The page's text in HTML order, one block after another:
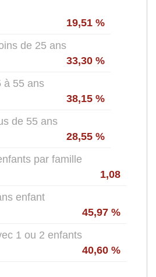
19,51 %
de 25 ans
33,30 %
à 55 ans
38,15 %
de 55 ans
28,55 %
par famille
1,08
enfant
45,97 %
1 ou 2 enfants
40,60 %